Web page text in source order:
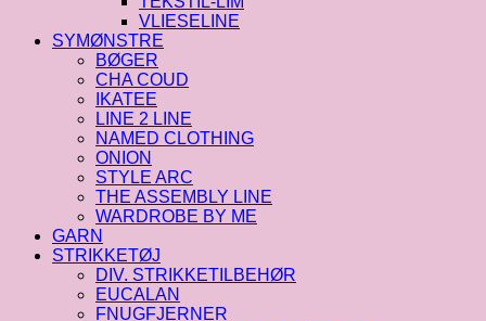
VLIESELINE
SYMØNSTRE
BØGER
CHA COUD
IKATEE
LINE 2 LINE
NAMED CLOTHING
ONION
STYLE ARC
THE ASSEMBLY LINE
WARDROBE BY ME
GARN
STRIKKETØJ
DIV. STRIKKETILBEHØR
EUCALAN
FNUGFJERNER